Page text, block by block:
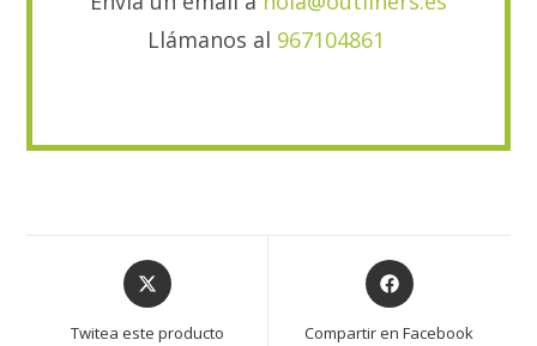
Llámanos al 967104861
Twitea este producto Compartir en Facebook